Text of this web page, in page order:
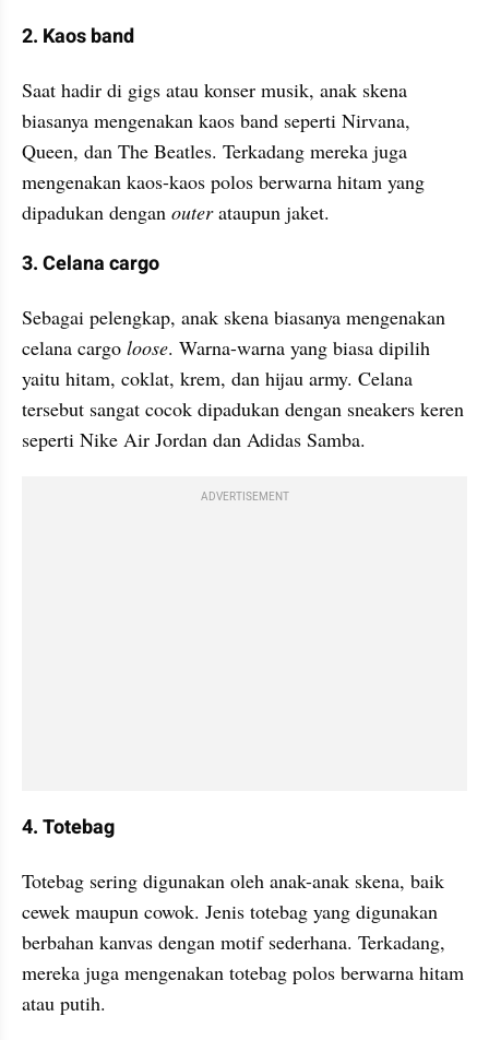
2. Kaos band
Saat hadir di gigs atau konser musik, anak skena
biasanya mengenakan kaos band seperti Nirvana,
Queen, dan The Beatles. Terkadang mereka juga
mengenakan kaos-kaos polos berwarna hitam yang
dipadukan dengan outer ataupun jaket.
3. Celana cargo
Sebagai pelengkap, anak skena biasanya mengenakan
celana cargo loose. Warna-warna yang biasa dipilih
yaitu hitam, coklat, krem, dan hijau army. Celana
tersebut sangat cocok dipadukan dengan sneakers keren
seperti Nike Air Jordan dan Adidas Samba.
ADVERTISEMENT
4. Totebag
Totebag sering digunakan oleh anak-anak skena, baik
cewek maupun cowok. Jenis totebag yang digunakan
berbahan kanvas dengan motif sederhana. Terkadang,
mereka juga mengenakan totebag polos berwarna hitam
atau putih.